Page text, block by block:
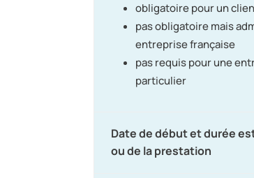
obligatoire pour un
pas obligatoire mais
entreprise française
pas requis pour une
particulier
Date de début et durée
ou de la prestation